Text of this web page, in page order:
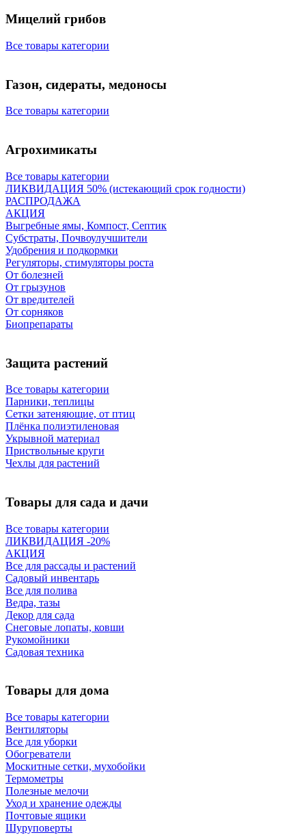
Мицелий грибов
Все товары категории
Газон, сидераты, медоносы
Все товары категории
Агрохимикаты
Все товары категории
ЛИКВИДАЦИЯ 50% (истекающий срок годности)
РАСПРОДАЖА
АКЦИЯ
Выгребные ямы, Компост, Септик
Субстраты, Почвоулучшители
Удобрения и подкормки
Регуляторы, стимуляторы роста
От болезней
От грызунов
От вредителей
От сорняков
Биопрепараты
Защита растений
Все товары категории
Парники, теплицы
Сетки затеняющие, от птиц
Плёнка полиэтиленовая
Укрывной материал
Приствольные круги
Чехлы для растений
Товары для сада и дачи
Все товары категории
ЛИКВИДАЦИЯ -20%
АКЦИЯ
Все для рассады и растений
Садовый инвентарь
Все для полива
Ведра, тазы
Декор для сада
Снеговые лопаты, ковши
Рукомойники
Садовая техника
Товары для дома
Все товары категории
Вентиляторы
Все для уборки
Обогреватели
Москитные сетки, мухобойки
Термометры
Полезные мелочи
Уход и хранение одежды
Почтовые ящики
Шуруповерты